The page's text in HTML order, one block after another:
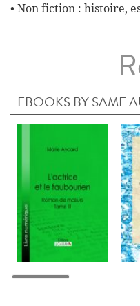
• Non fiction : histoire,
EBOOKS BY SAME